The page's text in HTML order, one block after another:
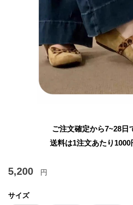
ご注文確定から7~28日
送料は1注文あたり 1000
5,200 円
サイズ